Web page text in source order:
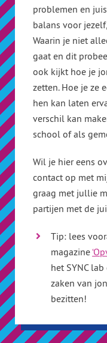
problemen en
balans voor
Waarin je niet
gaat en dit
ook kijkt hoe je
zetten. Hoe je ze
hen kan laten
verschil kan
school of als
Wil je hier eens
contact op met
graag met jullie
partijen met de
Tip: lees
magazine
het SYNC
zaken van
bezitten!